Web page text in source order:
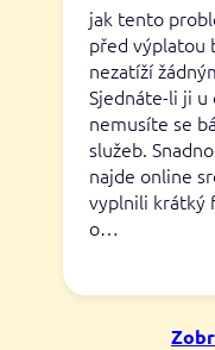
jak tento
před výplatou
nezatíží
Sjednáte-li ji
nemusíte se
služeb.
najde online
vyplnili krátký
o…